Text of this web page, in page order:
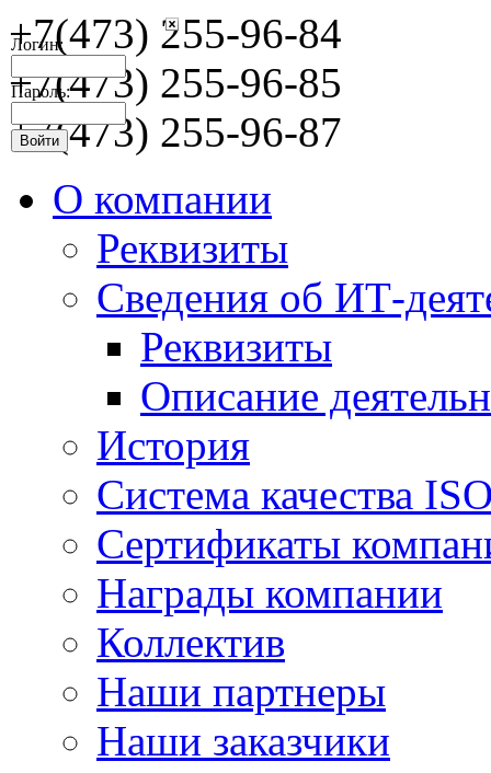
Логин:
Пароль:
+7(473) 255-96-84
+7(473) 255-96-85
+7(473) 255-96-87
О компании
Реквизиты
Сведения об ИТ-
Реквизиты
Описание
История
Система качества
Сертификаты
Награды компании
Коллектив
Наши партнеры
Наши заказчики